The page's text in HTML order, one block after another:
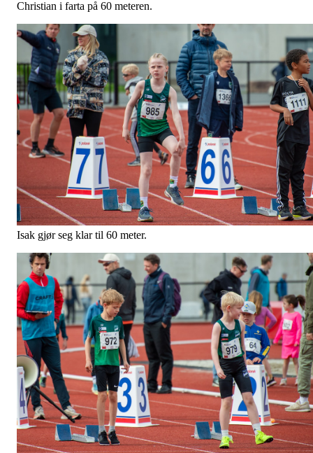
Christian i farta på 60 meteren.
Isak gjør seg klar til 60 meter.